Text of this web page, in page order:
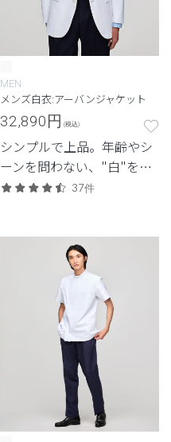
MEN
メンズ白衣:アーバンジャケット
32,890円 (税込)
シンプルで上品。年齢やシ
ーンを問わない、"白"を追
求したクラシコの定番モデ
37件